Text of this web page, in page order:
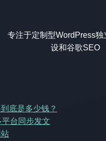
专注于定制型WordPress独
设和谷歌SEO
底是多少钱？
台同步发文